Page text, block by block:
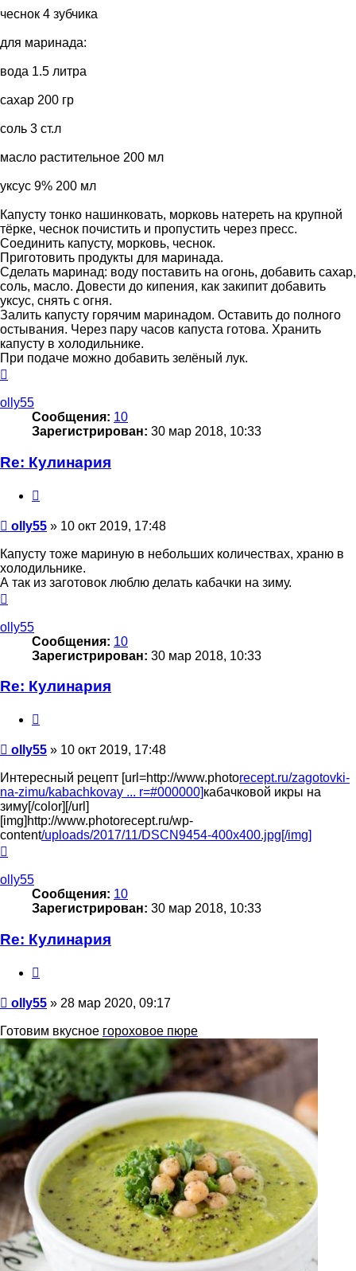
чеснок 4 зубчика
для маринада:
вода 1.5 литра
сахар 200 гр
соль 3 ст.л
масло растительное 200 мл
уксус 9% 200 мл
Капусту тонко нашинковать, морковь натереть на крупной
тёрке, чеснок почистить и пропустить через пресс.
Соединить капусту, морковь, чеснок.
Приготовить продукты для маринада.
Сделать маринад: воду поставить на огонь, добавить сахар,
соль, масло. Довести до кипения, как закипит добавить
уксус, снять с огня.
Залить капусту горячим маринадом. Оставить до полного
остывания. Через пару часов капуста готова. Хранить
капусту в холодильнике.
При подаче можно добавить зелёный лук.
началу
olly55
Сообщения: 10
Зарегистрирован: 30 мар 2018, 10:33
Re: Кулинария
Сообщение
olly55 » 10 окт 2019, 17:48
Капусту тоже мариную в небольших количествах, храню в
холодильнике.
А так из заготовок люблю делать кабачки на зиму.
началу
olly55
Сообщения: 10
Зарегистрирован: 30 мар 2018, 10:33
Re: Кулинария
Сообщение
olly55 » 10 окт 2019, 17:48
Интересный рецепт [url=http://www.photorecept.ru/zagotovki-
na-zimu/kabachkovay ... r=#000000]кабачковой икры на
зиму[/color][/url]
[img]http://www.photorecept.ru/wp-
content/uploads/2017/11/DSCN9454-400x400.jpg[/img]
началу
olly55
Сообщения: 10
Зарегистрирован: 30 мар 2018, 10:33
Re: Кулинария
Сообщение
olly55 » 28 мар 2020, 09:17
Готовим вкусное гороховое пюре